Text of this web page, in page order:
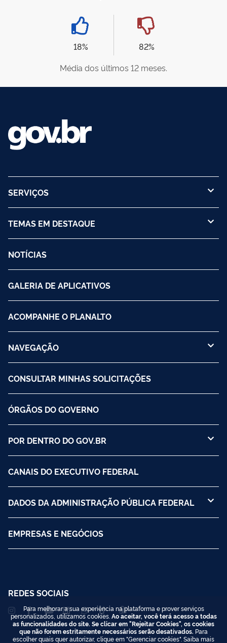
18%
82%
Média dos últimos 12 meses.
SERVIÇOS
TEMAS EM DESTAQUE
NOTÍCIAS
GALERIA DE APLICATIVOS
ACOMPANHE O PLANALTO
NAVEGAÇÃO
CONSULTAR MINHAS SOLICITAÇÕES
ÓRGÃOS DO GOVERNO
POR DENTRO DO GOV.BR
CANAIS DO EXECUTIVO FEDERAL
DADOS DA ADMINISTRAÇÃO PÚBLICA FEDERAL
EMPRESAS E NEGÓCIOS
REDES SOCIAIS
Para melhorar a sua experiência na plataforma e prover serviços
personalizados, utilizamos cookies. Ao aceitar, você terá acesso a todas
as funcionalidades do site. Se clicar em "Rejeitar Cookies", os cookies
que não forem estritamente necessários serão desativados. Para
escolher quais quer autorizar, clique em "Gerenciar cookies". Saiba mais